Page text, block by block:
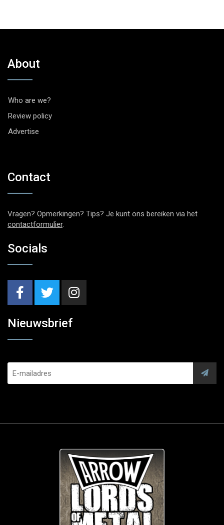
About
Who are we?
Review policy
Advertise
Contact
Vragen? Opmerkingen? Tips? Je kunt ons bereiken via het
contactformulier.
Socials
Nieuwsbrief